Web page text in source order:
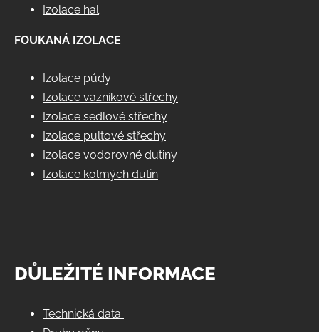
Izolace hal
FOUKANÁ IZOLACE
Izolace půdy
Izolace vazníkové střechy
Izolace sedlové střechy
Izolace pultové střechy
Izolace vodorovné dutiny
Izolace kolmých dutin
DŮLEŽITÉ INFORMACE
Technická data